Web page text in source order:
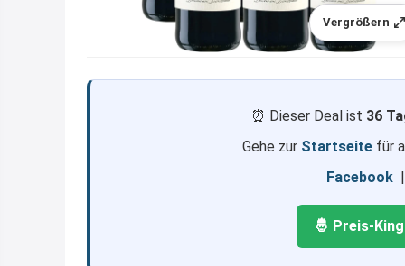
Vergrößern
⏰ Dieser Deal ist 36
Gehe zur Startseite für
Facebook
🤴 Preis-